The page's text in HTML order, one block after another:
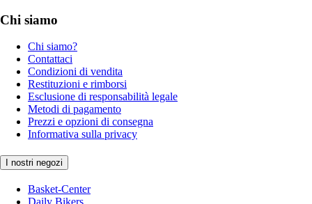
Chi siamo
Chi siamo?
Contattaci
Condizioni di vendita
Restituzioni e rimborsi
Esclusione di responsabilità legale
Metodi di pagamento
Prezzi e opzioni di consegna
Informativa sulla privacy
I nostri negozi
Basket-Center
Daily Bikers